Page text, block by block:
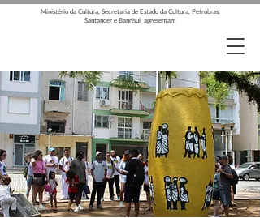
Ministério da Cultura, Secretaria de Estado da Cultura, Petrobras,
Santander e Banrisul apresentam